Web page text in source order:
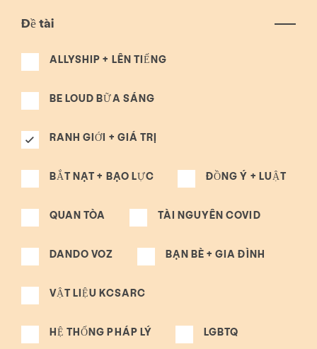
Đề tài
ALLYSHIP + LÊN TIẾNG
BE LOUD BỮA SÁNG
RANH GIỚI + GIÁ TRỊ
BẮT NẠT + BẠO LỰC ĐỒNG Ý + LUẬT
QUAN TÒA TÀI NGUYÊN COVID
DANDO VOZ BẠN BÈ + GIA ĐÌNH
VẬT LIỆU KCSARC
HỆ THỐNG PHÁP LÝ LGBTQ